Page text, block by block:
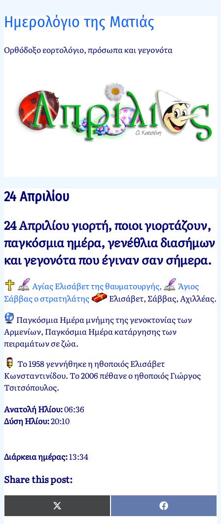
Ημερολόγιο της Ματιάς
Ορθόδοξο εορτολόγιο, πρόσωπα και γεγονότα
24 Απριλίου
Νεκτάριος
Παπασπύρου
Απριλίου,
201231
Μαρτίου,
2024
24 Απριλίου γιορτή, ποιοι γιορτάζουν,
παγκόσμια ημέρα, γενέθλια διασήμων
και γεγονότα που έγιναν σαν σήμερα.
Αγίας Ελισάβετ της θαυματουργής,
Άγιος
Σάββας ο στρατηλάτης
Ελισάβετ, Σάββας, Αχιλλέας.
Παγκόσμια Ημέρα μνήμης της γενοκτονίας των
Αρμενίων, Παγκόσμια Ημέρα κατάργησης των
πειραμάτων σε ζώα.
Το 1958 γεννήθηκε η ηθοποιός Ελισάβετ
Κωνσταντινίδου. Το 2006 πέθανε ο ηθοποιός Γιώργος
Τσιτσόπουλος.
Ανατολή Ηλίου:06:36
Δύση Ηλίου:20:10
Διάρκεια ημέρας:13:34
Share this post:
X
(Twitter)
Facebook